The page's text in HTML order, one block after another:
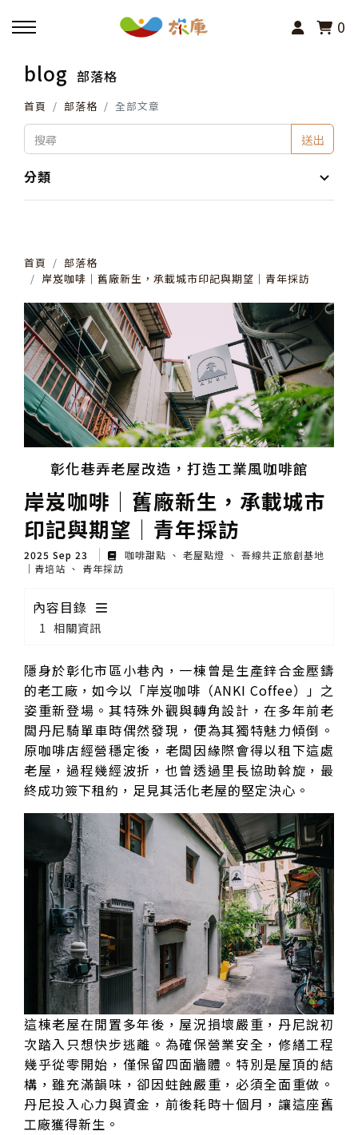
0
回主選單
活動報名
小旅行及主題導覽
其他活動
blog 部落格
首頁 部落格 全部文章
送出
分類
首頁
部落格
岸岌咖啡│舊廠新生，承載城市印記與期望│青年採訪
彰化巷弄老屋改造，打造工業風咖啡館
岸岌咖啡│舊廠新生，承載城市
印記與期望│青年採訪
2025 Sep 23 咖啡甜點 老屋點燈
吾線共正旅創基地
｜青培站
青年採訪
內容目錄
相關資訊
隱身於彰化市區小巷內，一棟曾是生產鋅合金壓鑄
的老工廠，如今以「岸岌咖啡（ANKI Coffee）」之
姿重新登場。其特殊外觀與轉角設計，在多年前老
闆丹尼騎單車時偶然發現，便為其獨特魅力傾倒。
原咖啡店經營穩定後，老闆因緣際會得以租下這處
老屋，過程幾經波折，也曾透過里長協助斡旋，最
終成功簽下租約，足見其活化老屋的堅定決心。
這棟老屋在閒置多年後，屋況損壞嚴重，丹尼說初
次踏入只想快步逃離。為確保營業安全，修繕工程
幾乎從零開始，僅保留四面牆體。特別是屋頂的結
構，雖充滿韻味，卻因蛀蝕嚴重，必須全面重做。
丹尼投入心力與資金，前後耗時十個月，讓這座舊
工廠獲得新生。